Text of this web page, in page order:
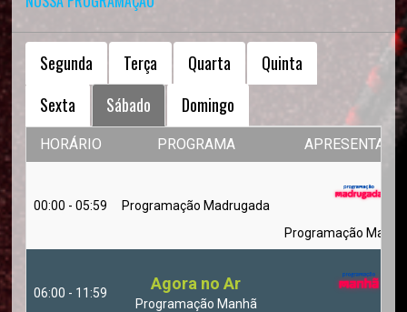
Segunda Terça Quarta
Quinta
Sexta
Sábado Domingo
HORÁRIO PROGRAMA
00:00 - 05:59
Programação Madrugada
Programação
06:00 - 11:59 Agora no Ar
Programação Manhã